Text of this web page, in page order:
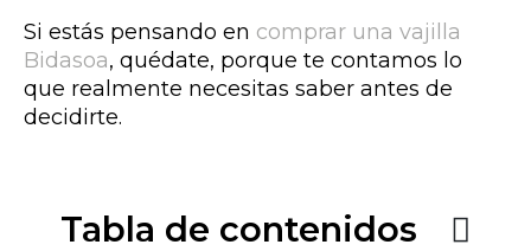
Si estás pensando en comprar una vajilla
Bidasoa, quédate, porque te contamos lo
que realmente necesitas saber antes de
decidirte.
Tabla de contenidos